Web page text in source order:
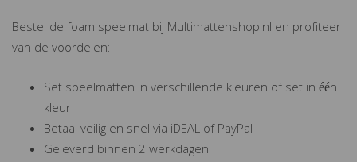
Bestel de foam speelmat bij Multimattenshop.nl en profiteer
van de voordelen:
Set speelmatten in verschillende kleuren of set in één
kleur
Betaal veilig en snel via iDEAL of PayPal
Geleverd binnen 2 werkdagen